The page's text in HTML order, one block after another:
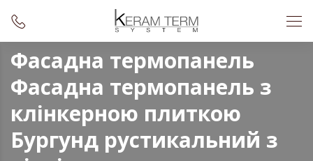
Фасадна термопанель
Фасадна термопанель з
клінкерною плиткою
Бургунд рустикальний з